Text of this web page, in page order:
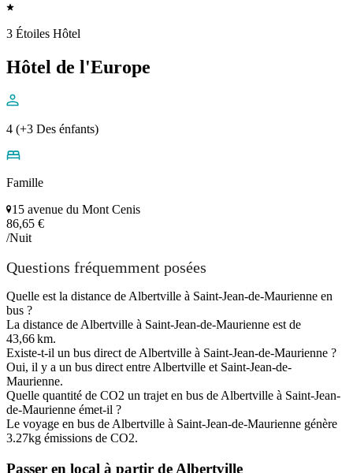
3 Étoiles Hôtel
Hôtel de l'Europe
4 (+3 Des énfants)
Famille
15 avenue du Mont Cenis
86,65 €
/Nuit
Questions fréquemment posées
Quelle est la distance de Albertville à Saint-Jean-de-Maurienne en
bus ?
La distance de Albertville à Saint-Jean-de-Maurienne est de
43,66 km.
Existe-t-il un bus direct de Albertville à Saint-Jean-de-Maurienne ?
Oui, il y a un bus direct entre Albertville et Saint-Jean-de-
Maurienne.
Quelle quantité de CO2 un trajet en bus de Albertville à Saint-Jean-
de-Maurienne émet-il ?
Le voyage en bus de Albertville à Saint-Jean-de-Maurienne génère
3.27kg émissions de CO2.
Passer en local à partir de Albertville